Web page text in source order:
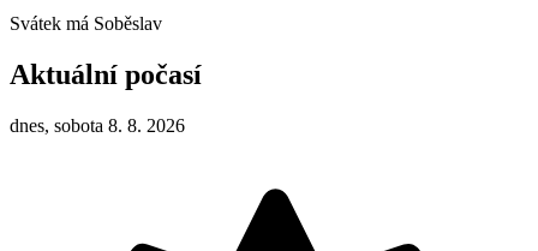
Svátek má Soběslav
Aktuální počasí
dnes, sobota 8. 8. 2026